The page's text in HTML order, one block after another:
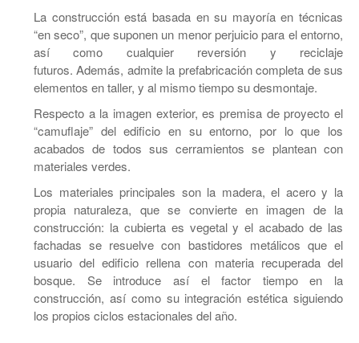
La construcción está basada en su mayoría en técnicas
“en seco”, que suponen un menor perjuicio para el entorno,
así como cualquier reversión y reciclaje
futuros. Además, admite la prefabricación completa de sus
elementos en taller, y al mismo tiempo su desmontaje.
Respecto a la imagen exterior, es premisa de proyecto el
“camuflaje” del edificio en su entorno, por lo que los
acabados de todos sus cerramientos se plantean con
materiales verdes.
Los materiales principales son la madera, el acero y la
propia naturaleza, que se convierte en imagen de la
construcción: la cubierta es vegetal y el acabado de las
fachadas se resuelve con bastidores metálicos que el
usuario del edificio rellena con materia recuperada del
bosque. Se introduce así el factor tiempo en la
construcción, así como su integración estética siguiendo
los propios ciclos estacionales del año.